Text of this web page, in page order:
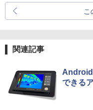
こ
関連記事
Android
できる